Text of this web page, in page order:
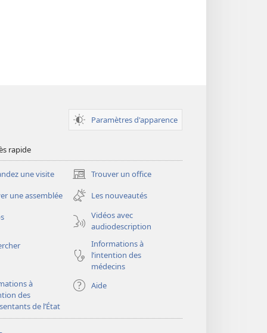
Paramètres d'apparence
rapide
une visite Trouver un office
(ouvre
une
nouvelle
fenêtre)
une assemblée
Les nouveautés
Vidéos avec
audiodescription
Informations à
l’intention des
médecins
à
des
de l’État
Aide